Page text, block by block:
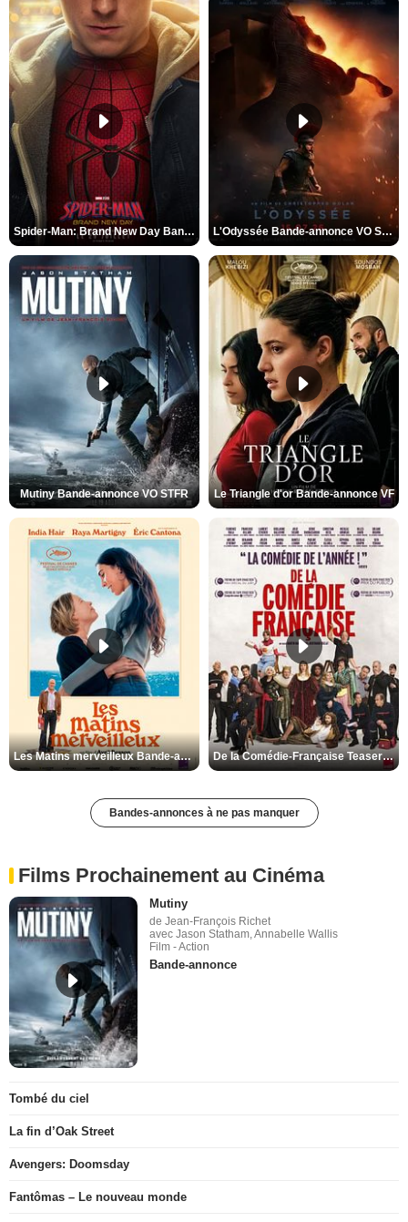
Spider-Man: Brand New Day Bande-annonce VO STFR L'Odyssée Bande-annonce VO STFR
Mutiny Bande-annonce VO STFR Le Triangle d'or Bande-annonce VF
Les Matins merveilleux Bande-annonce VF De la Comédie-Française Teaser VF
Bandes-annonces à ne pas manquer
Films Prochainement au Cinéma
Mutiny
de Jean-François Richet
avec Jason Statham, Annabelle Wallis
Film - Action
Bande-annonce
Tombé du ciel
La fin d’Oak Street
Avengers: Doomsday
Fantômas – Le nouveau monde